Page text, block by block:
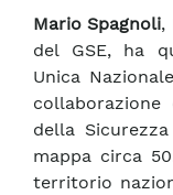
Mario Spagnoli,
del GSE, ha
Unica
collaborazione
della
mappa circa
territorio